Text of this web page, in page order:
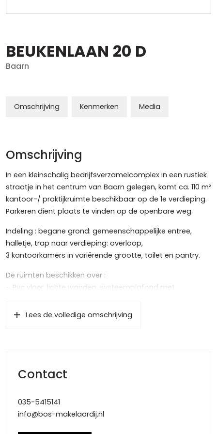
BEUKENLAAN 20 D
Baarn
Omschrijving Kenmerken Media
Omschrijving
In een kleinschalig bedrijfsverzamelcomplex in een rustiek
straatje in het centrum van Baarn gelegen, komt ca. 110 m²
kantoor-/ praktijkruimte beschikbaar op de 1e verdieping.
Parkeren dient plaats te vinden op de openbare weg.
Indeling : begane grond: gemeenschappelijke entree,
halletje, trap naar verdieping: overloop,
3 kantoorkamers in variërende grootte, toilet en pantry.
De ruimten beschikken over :
– Pvc vloer, lichte wanden, systeemplafond met
– Centrale verwarming
Verhuurcondities
Huurprijs : vanaf € 795,00 per maand, excl. BTW
Servicekosten : nader overeen te komen
Aanvaarding : in overleg
Lees de volledige omschrijving
Contact
035-5415141
info@bos-makelaardij.nl